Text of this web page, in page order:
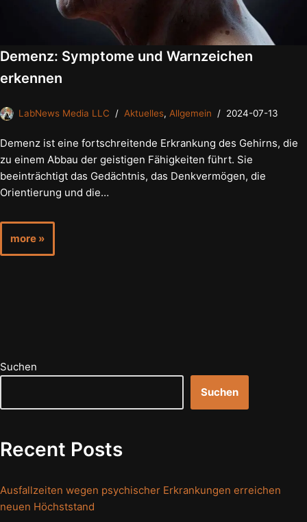
Demenz: Symptome und Warnzeichen
erkennen
LabNews Media LLC Aktuelles, Allgemein 2024-07-13
Demenz ist eine fortschreitende Erkrankung des Gehirns, die
zu einem Abbau der geistigen Fähigkeiten führt. Sie
beeinträchtigt das Gedächtnis, das Denkvermögen, die
Orientierung und die…
more »
Suchen
Suchen
Recent Posts
Ausfallzeiten wegen psychischer Erkrankungen erreichen
neuen Höchststand